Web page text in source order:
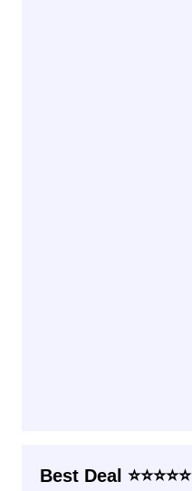
Best Deal ⭐⭐⭐⭐⭐